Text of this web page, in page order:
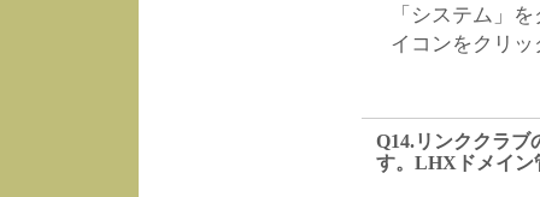
「システム」
イコンをクリ
Q14.リンククラブ
す。LHXドメイン